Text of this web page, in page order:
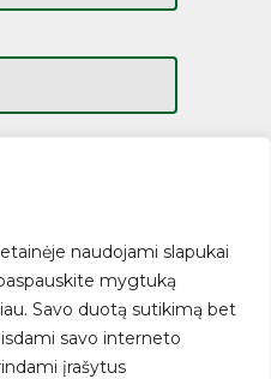
naudojami slapukai
mygtuką
Savo duotą sutikimą bet
savo interneto
įrašytus